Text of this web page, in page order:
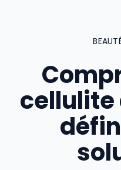
cellulite